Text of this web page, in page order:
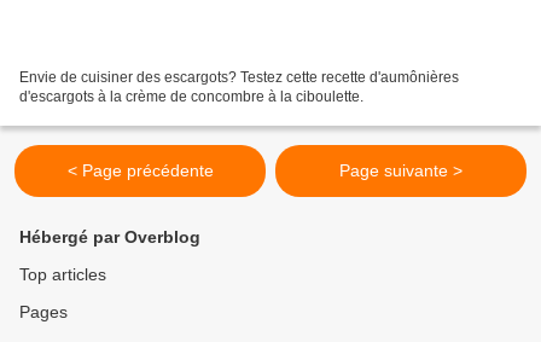
Envie de cuisiner des escargots? Testez cette recette d'aumônières
d'escargots à la crème de concombre à la ciboulette.
< Page précédente Page suivante >
Hébergé par Overblog
Top articles
Pages